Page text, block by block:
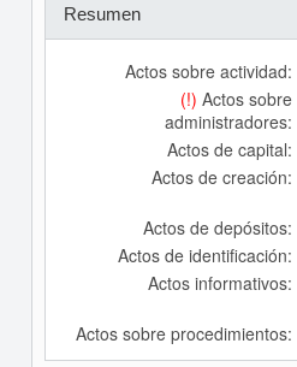
Resumen
Actos sobre actividad:
(!) Actos sobre
administradores:
Actos de capital:
Actos de creación:
Actos de depósitos:
Actos de identificación:
Actos informativos:
Actos sobre procedimientos: